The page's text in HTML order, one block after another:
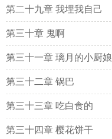
第二十九章 我埋我自己
第三十章 鬼啊
第三十一章 璃月的小厨娘
第三十二章 锅巴
第三十三章 吃白食的
第三十四章 樱花饼干